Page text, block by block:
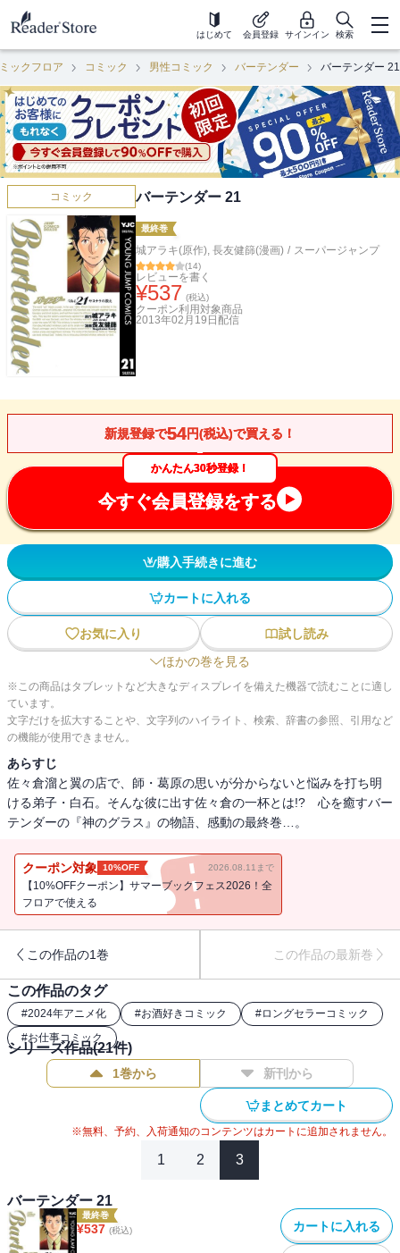
はじめて 会員登録 サインイン 検索
ックフロア コミック 男性コミック バーテンダー バーテンダー 21
コミック バーテンダー 21
最終巻
城アラキ(原作), 長友健篩(漫画) / スーパージャンプ
(14)
レビューを書く
¥537 (税込)
クーポン利用対象商品
2013年02月19日 配信
新規登録で54円(税込)で買える！
かんたん30秒登録！
今すぐ会員登録をする
購入手続きに進む
カートに入れる
お気に入り
試し読み
ほかの巻を見る
※この商品はタブレットなど大きなディスプレイを備えた機器で読むことに適し
ています。
文字だけを拡大することや、文字列のハイライト、検索、辞書の参照、引用など
の機能が使用できません。
あらすじ
佐々倉溜と翼の店で、師・葛原の思いが分からないと悩みを打ち明
ける弟子・白石。そんな彼に出す佐々倉の一杯とは!? 心を癒すバー
テンダーの『神のグラス』の物語、感動の最終巻…。
クーポン対象 10%OFF 2026.08.11まで
【10%OFFクーポン】サマーブックフェス2026！全
フロアで使える
この作品の1巻 この作品の最新巻
この作品のタグ
#2024年アニメ化 #お酒好きコミック #ロングセラーコミック
#お仕事コミック
シリーズ作品(21件)
1巻から 新刊から
まとめてカート
※無料、予約、入荷通知のコンテンツはカートに追加されません。
1 2 3
バーテンダー 21
最終巻
¥537 (税込) カートに入れる